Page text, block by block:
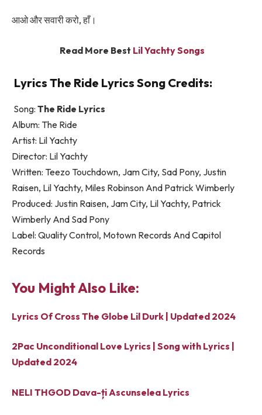
आओ और सवारी करो, हाँ।
Read More Best Lil Yachty Songs
Lyrics ​​The Ride Lyrics Song Credits:
Song: ​​The Ride Lyrics
Album: ​​The Ride
Artist: Lil Yachty
Director: Lil Yachty
Written: Teezo Touchdown, Jam City, Sad Pony, Justin
Raisen, Lil Yachty, Miles Robinson And Patrick Wimberly
Produced: Justin Raisen, Jam City, Lil Yachty, Patrick
Wimberly And Sad Pony
Label: Quality Control, Motown Records And Capitol
Records
You Might Also Like:
Lyrics Of Cross The Globe Lil Durk | Updated 2024
2Pac Unconditional Love Lyrics | Song with Lyrics |
Updated 2024
NELI THGOD Dava-ți Ascunselea Lyrics